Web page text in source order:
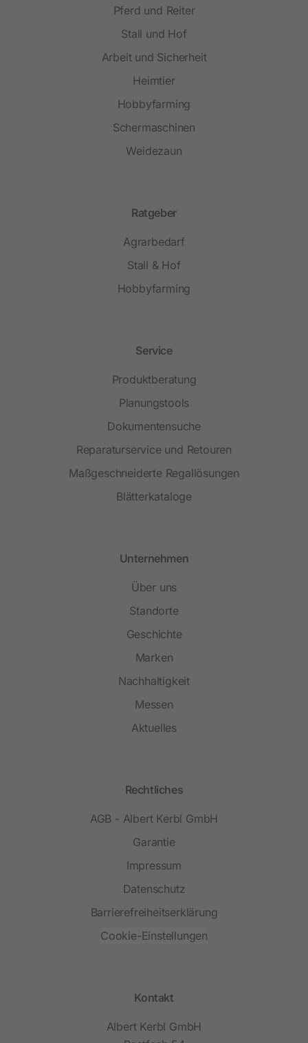
Pferd und Reiter
Stall und Hof
Arbeit und Sicherheit
Heimtier
Hobbyfarming
Schermaschinen
Weidezaun
Ratgeber
Agrarbedarf
Stall & Hof
Hobbyfarming
Service
Produktberatung
Planungstools
Dokumentensuche
Reparaturservice und Retouren
Maßgeschneiderte Regallösungen
Blätterkataloge
Unternehmen
Über uns
Standorte
Geschichte
Marken
Nachhaltigkeit
Messen
Aktuelles
Rechtliches
AGB - Albert Kerbl GmbH
Garantie
Impressum
Datenschutz
Barrierefreiheitserklärung
Cookie-Einstellungen
Kontakt
Albert Kerbl GmbH